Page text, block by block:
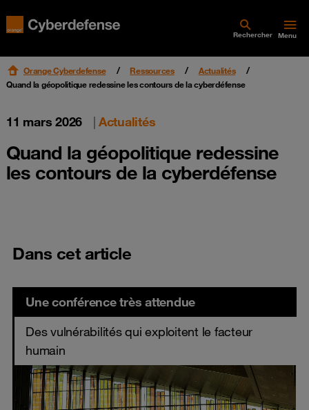
Rechercher Menu
Orange Cyberdefense Ressources
Actualités
Quand la géopolitique redessine les contours de la cyberdéfense
11 mars 2026 | Actualités
Quand la géopolitique redessine
les contours de la cyberdéfense
Dans cet article
Une conférence très attendue
Des vulnérabilités qui exploitent le facteur
humain